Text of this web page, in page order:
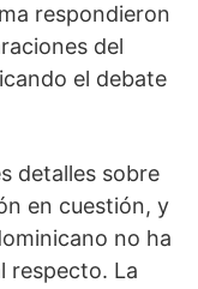
respondieron
del
el debate
detalles sobre
en cuestión, y
no ha
respecto. La